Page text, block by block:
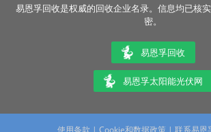
易恩孚回收是权威的回收企业名录。信息均已核
密。
易恩孚回收
易恩孚太阳能光伏网